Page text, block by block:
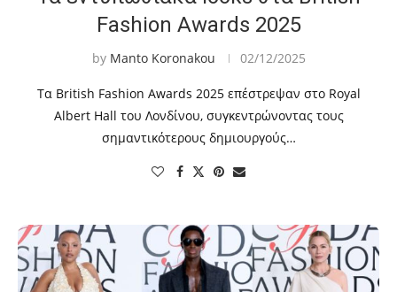
Fashion Awards 2025
by Manto Koronakou 02/12/2025
Τα British Fashion Awards 2025 επέστρεψαν στο Royal
Albert Hall του Λονδίνου, συγκεντρώνοντας τους
σημαντικότερους δημιουργούς…